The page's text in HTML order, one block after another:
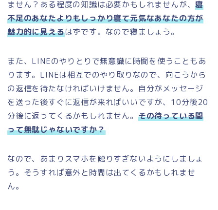
ません？ある程度の知識は必要かもしれませんが、寝
不足のあなたよりもしっかり寝て元気なあなたの方が
魅力的に見えるはずです。なので寝ましょう。
また、LINEのやりとりで無意識に時間を使うこともあ
ります。LINEは相互でのやり取りなので、向こうから
の返信を待たなければいけません。自分がメッセージ
を送った後すぐに返信が来ればいいですが、10分後20
分後に返ってくるかもしれません。 その待っている間
って無駄じゃないですか？
なので、あまりスマホを触りすぎないようにしましょ
う。そうすれば意外と時間は出てくるかもしれませ
ん。